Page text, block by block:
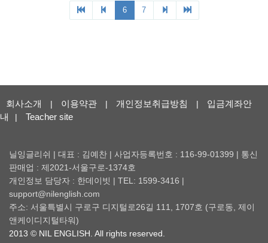
회사소개 | 이용약관 | 개인정보취급방침 |
입금계좌안
내
| Teacher site
닐잉글리쉬 | 대표 : 김예찬 | 사업자등록번호 : 116-99-01399 | 통신
판매업 : 제2021-서울구로-1374호
개인정보 담당자 : 한데이빗 | TEL: 1599-3416 |
support@nilenglish.com
주소: 서울특별시 구로구 디지털로26길 111, 1707호 (구로동, 제이
앤케이디지털타워)
2013 © NIL ENGLISH. All rights reserved.